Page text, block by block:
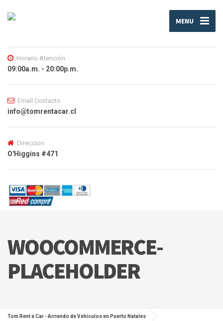
MENU
Horario Atención
09:00a.m. - 20:00p.m.
Email Contacto
info@tomrentacar.cl
Direccion
O'Higgins #471
WOOCOMMERCE-
PLACEHOLDER
Tom Rent a Car - Arriendo de Vehiculos en Puerto Natales